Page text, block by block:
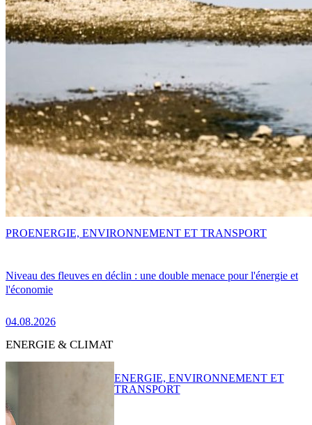
Niveau des fleuves en déclin : une double menace pour l'énergie et
l'économie
04.08.2026
PROENERGIE, ENVIRONNEMENT ET TRANSPORT
ENERGIE & CLIMAT
ENERGIE, ENVIRONNEMENT ET
TRANSPORT